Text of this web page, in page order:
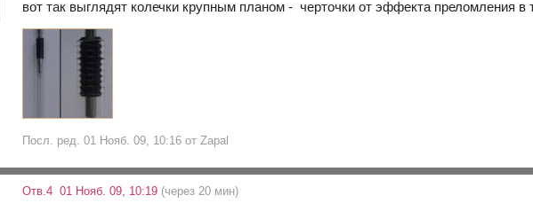
вот так выглядят колечки крупным планом - черточки от эффекта преломления в
Посл. ред. 01 Нояб. 09, 10:16 от Zapal
Отв.4 01 Нояб. 09, 10:19 (через 20 мин)